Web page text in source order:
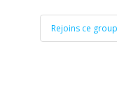
Rejoins ce